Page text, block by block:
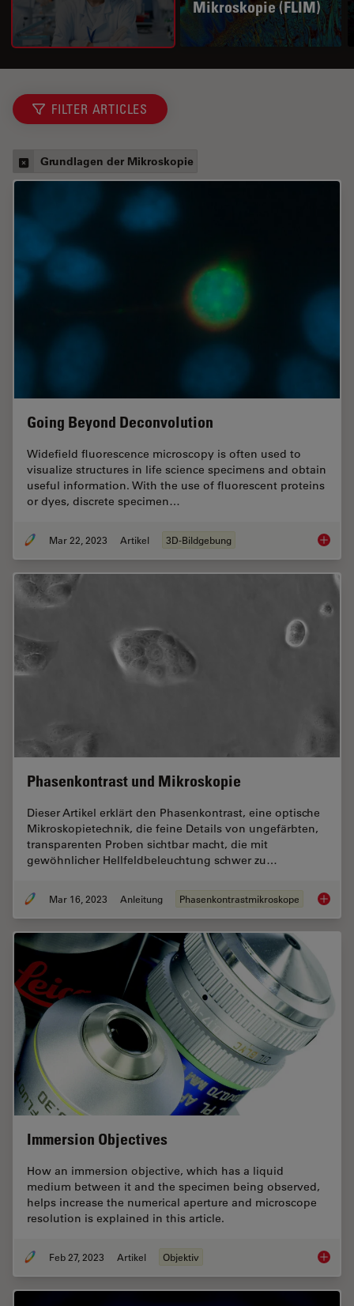
Mikroskopie (FLIM)
FILTER ARTICLES
Grundlagen der Mikroskopie
Going Beyond Deconvolution
Widefield fluorescence microscopy is often used to
visualize structures in life science specimens and obtain
useful information. With the use of fluorescent proteins
or dyes, discrete specimen…
Mar 22, 2023 Artikel 3D-Bildgebung Going
Phasenkontrast und Mikroskopie
Dieser Artikel erklärt den Phasenkontrast, eine optische
Mikroskopietechnik, die feine Details von ungefärbten,
transparenten Proben sichtbar macht, die mit
gewöhnlicher Hellfeldbeleuchtung schwer zu…
Mar 16, 2023 Anleitung Phasenkontrastmikroskope
Immersion Objectives
How an immersion objective, which has a liquid
medium between it and the specimen being observed,
helps increase the numerical aperture and microscope
resolution is explained in this article.
Feb 27, 2023 Artikel Objektiv